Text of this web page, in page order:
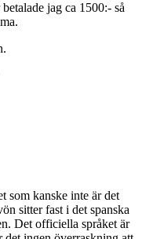
jag ca 1500:- så
som kanske inte är det
sitter fast i det spanska
Det officiella språket är